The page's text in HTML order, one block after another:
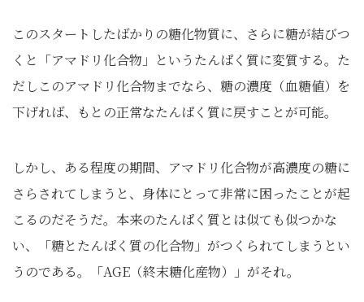
このスタートしたばかりの糖化物質に、さらに糖が結びつ
くと「アマドリ化合物」というたんぱく質に変質する。た
だしこのアマドリ化合物までなら、糖の濃度（血糖値）を
下げれば、もとの正常なたんぱく質に戻すことが可能。
しかし、ある程度の期間、アマドリ化合物が高濃度の糖に
さらされてしまうと、身体にとって非常に困ったことが起
こるのだそうだ。本来のたんぱく質とは似ても似つかな
い、「糖とたんぱく質の化合物」がつくられてしまうとい
うのである。「AGE（終末糖化産物）」がそれ。